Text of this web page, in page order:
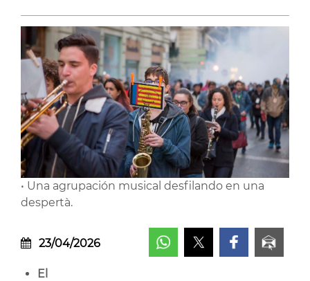
• Una agrupación musical desfilando en una
despertà.
23/04/2026
El